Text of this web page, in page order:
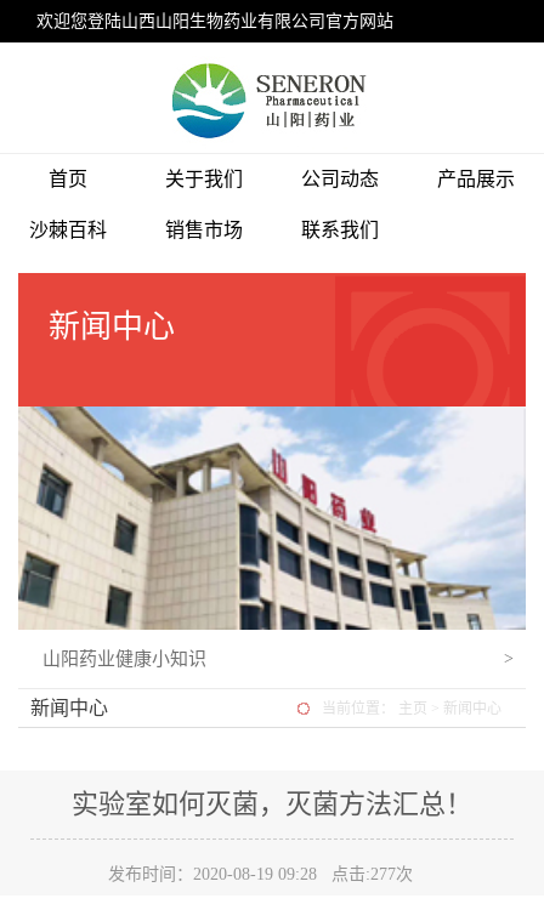
欢迎您登陆山西山阳生物药业有限公司官方网站
设为首页
首页 关于我们 公司动态 产品展示
沙棘百科 销售市场 联系我们
新闻中心
山阳药业健康小知识 >
新闻中心 当前位置： 主页 > 新闻中心
实验室如何灭菌，灭菌方法汇总！
发布时间：2020-08-19 09:28 点击:277次